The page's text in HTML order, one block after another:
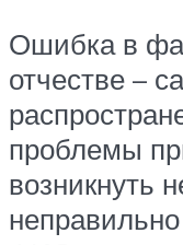
Ошибка в
отчестве –
проблемы
возникнуть